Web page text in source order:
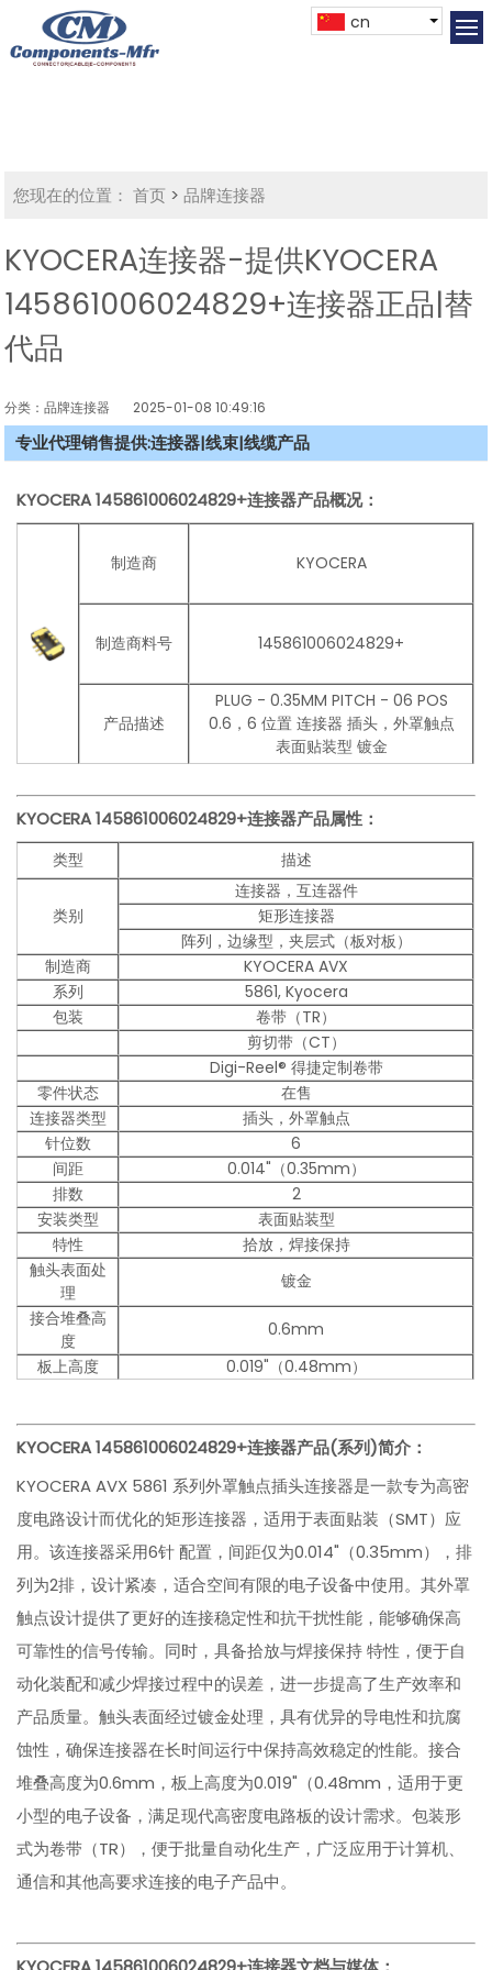
cn
您现在的位置： 首页 >品牌连接器
KYOCERA连接器-提供KYOCERA
145861006024829+连接器正品|替
代品
分类：品牌连接器 2025-01-08 10:49:16
专业代理销售提供:连接器|线束|线缆产品
KYOCERA145861006024829+连接器产品概况：
制造商 KYOCERA
制造商料号 145861006024829+
产品描述
PLUG - 0.35MM PITCH - 06 POS
0.6，6 位置 连接器 插头，外罩触点
表面贴装型 镀金
KYOCERA 145861006024829+连接器产品属性：
类型 描述
类别
连接器，互连器件
矩形连接器
阵列，边缘型，夹层式（板对板）
制造商
KYOCERA AVX
系列
5861, Kyocera
包装
卷带（TR）
剪切带（CT）
Digi-Reel® 得捷定制卷带
零件状态
在售
连接器类型
插头，外罩触点
针位数
6
间距
0.014"（0.35mm）
排数
2
安装类型
表面贴装型
特性
拾放，焊接保持
触头表面处
理
镀金
接合堆叠高
度
0.6mm
板上高度
0.019"（0.48mm）
KYOCERA 145861006024829+连接器产品(系列)简介：
KYOCERA AVX 5861 系列外罩触点插头连接器是一款专为高密
度电路设计而优化的矩形连接器，适用于表面贴装（SMT）应
用。该连接器采用6针 配置，间距仅为0.014"（0.35mm），排
列为2排，设计紧凑，适合空间有限的电子设备中使用。其外罩
触点设计提供了更好的连接稳定性和抗干扰性能，能够确保高
可靠性的信号传输。同时，具备拾放与焊接保持 特性，便于自
动化装配和减少焊接过程中的误差，进一步提高了生产效率和
产品质量。触头表面经过镀金处理，具有优异的导电性和抗腐
蚀性，确保连接器在长时间运行中保持高效稳定的性能。接合
堆叠高度为0.6mm，板上高度为0.019"（0.48mm，适用于更
小型的电子设备，满足现代高密度电路板的设计需求。包装形
式为卷带（TR），便于批量自动化生产，广泛应用于计算机、
通信和其他高要求连接的电子产品中。